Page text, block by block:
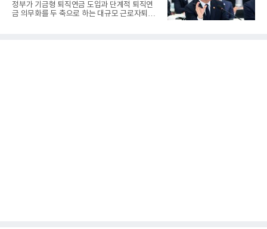
정부가 기금형 퇴직연금 도입과 단계적 퇴직연
금 의무화를 두 축으로 하는 대규모 근로자퇴직